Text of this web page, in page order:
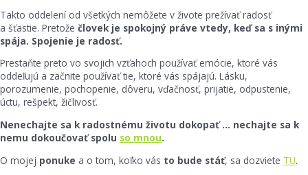
Takto oddelení od všetkých nemôžete v živote prežívať radosť
a šťastie. Pretože človek je spokojný práve vtedy, keď sa s inými
spája. Spojenie je radosť.
Prestaňte preto vo svojich vzťahoch používať emócie, ktoré vás
oddeľujú a začnite používať tie, ktoré vás spájajú. Lásku,
porozumenie, pochopenie, dôveru, vďačnosť, prijatie, odpustenie,
úctu, rešpekt, žičlivosť.
Nenechajte sa k radostnému životu dokopať … nechajte sa k
nemu dokoučovať spolu so mnou.
O mojej ponuke a o tom, koľko vás to bude stáť, sa dozviete TU.